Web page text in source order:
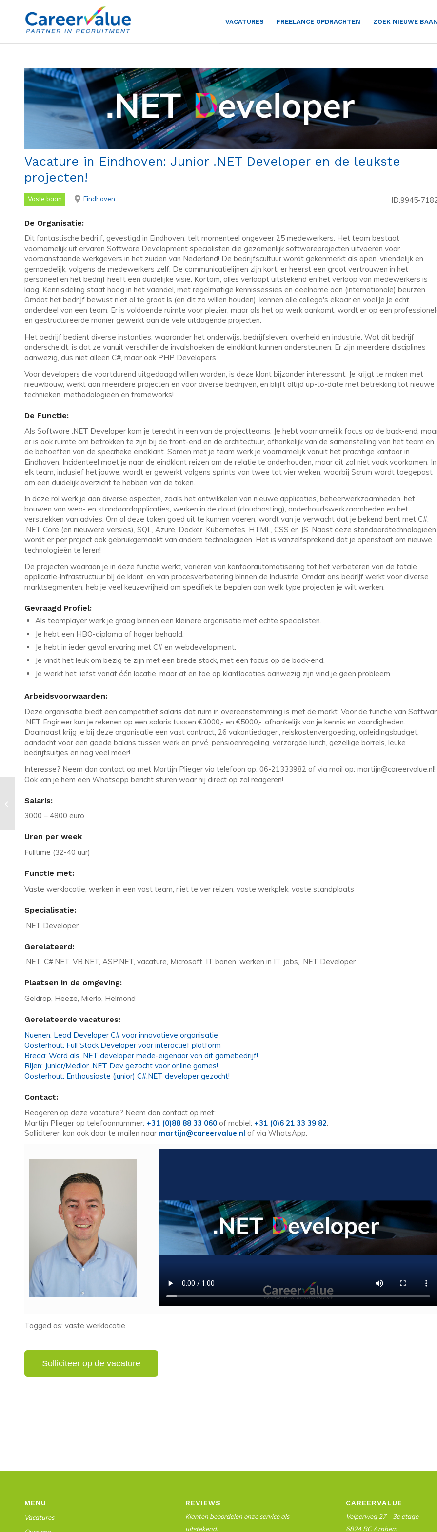
VACATURES FREELANCE OPDRACHTEN ZOEK NIEUWE BAAN
Vacature in Eindhoven: Junior .NET Developer en de leukste
projecten!
Vaste baan Eindhoven ID:9945-
De Organisatie:
Dit fantastische bedrijf, gevestigd in Eindhoven, telt momenteel ongeveer 25 medewerkers. Het team bestaat
voornamelijk uit ervaren Software Development specialisten die gezamenlijk softwareprojecten uitvoeren voor
vooraanstaande werkgevers in het zuiden van Nederland! De bedrijfscultuur wordt gekenmerkt als open, vriendelijk en
gemoedelijk, volgens de medewerkers zelf. De communicatielijnen zijn kort, er heerst een groot vertrouwen in het
personeel en het bedrijf heeft een duidelijke visie. Kortom, alles verloopt uitstekend en het verloop van medewerkers is
laag. Kennisdeling staat hoog in het vaandel, met regelmatige kennissessies en deelname aan (internationale) beurzen.
Omdat het bedrijf bewust niet al te groot is (en dit zo willen houden), kennen alle collega's elkaar en voel je je echt
onderdeel van een team. Er is voldoende ruimte voor plezier, maar als het op werk aankomt, wordt er op een
en gestructureerde manier gewerkt aan de vele uitdagende projecten.
Het bedrijf bedient diverse instanties, waaronder het onderwijs, bedrijfsleven, overheid en industrie. Wat dit bedrijf
onderscheidt, is dat ze vanuit verschillende invalshoeken de eindklant kunnen ondersteunen. Er zijn meerdere disciplines
aanwezig, dus niet alleen C#, maar ook PHP Developers.
Voor developers die voortdurend uitgedaagd willen worden, is deze klant bijzonder interessant. Je krijgt te maken met
nieuwbouw, werkt aan meerdere projecten en voor diverse bedrijven, en blijft altijd up-to-date met betrekking tot nieuwe
technieken, methodologieën en frameworks!
De Functie:
Als Software .NET Developer kom je terecht in een van de projectteams. Je hebt voornamelijk focus op de back-end,
er is ook ruimte om betrokken te zijn bij de front-end en de architectuur, afhankelijk van de samenstelling van het team en
de behoeften van de specifieke eindklant. Samen met je team werk je voornamelijk vanuit het prachtige kantoor in
Eindhoven. Incidenteel moet je naar de eindklant reizen om de relatie te onderhouden, maar dit zal niet vaak voorkomen. In
elk team, inclusief het jouwe, wordt er gewerkt volgens sprints van twee tot vier weken, waarbij Scrum wordt toegepast
om een duidelijk overzicht te hebben van de taken.
In deze rol werk je aan diverse aspecten, zoals het ontwikkelen van nieuwe applicaties, beheerwerkzaamheden, het
bouwen van web- en standaardapplicaties, werken in de cloud (cloudhosting), onderhoudswerkzaamheden en het
verstrekken van advies. Om al deze taken goed uit te kunnen voeren, wordt van je verwacht dat je bekend bent met C#,
.NET Core (en nieuwere versies), SQL, Azure, Docker, Kubernetes, HTML, CSS en JS. Naast deze standaardtechnologieën
wordt er per project ook gebruikgemaakt van andere technologieën. Het is vanzelfsprekend dat je openstaat om nieuwe
technologieën te leren!
De projecten waaraan je in deze functie werkt, variëren van kantoorautomatisering tot het verbeteren van de totale
applicatie-infrastructuur bij de klant, en van procesverbetering binnen de industrie. Omdat ons bedrijf werkt voor diverse
marktsegmenten, heb je veel keuzevrijheid om specifiek te bepalen aan welk type projecten je wilt werken.
Gevraagd Profiel:
Als teamplayer werk je graag binnen een kleinere organisatie met echte specialisten.
Je hebt een HBO-diploma of hoger behaald.
Je hebt in ieder geval ervaring met C# en webdevelopment.
Je vindt het leuk om bezig te zijn met een brede stack, met een focus op de back-end.
Je werkt het liefst vanaf één locatie, maar af en toe op klantlocaties aanwezig zijn vind je geen probleem.
Arbeidsvoorwaarden:
Deze organisatie biedt een competitief salaris dat ruim in overeenstemming is met de markt. Voor de functie van
.NET Engineer kun je rekenen op een salaris tussen €3000,- en €5000,-, afhankelijk van je kennis en vaardigheden.
Daarnaast krijg je bij deze organisatie een vast contract, 26 vakantiedagen, reiskostenvergoeding, opleidingsbudget,
aandacht voor een goede balans tussen werk en privé, pensioenregeling, verzorgde lunch, gezellige borrels, leuke
bedrijfsuitjes en nog veel meer!
Interesse? Neem dan contact op met Martijn Plieger via telefoon op: 06-21333982 of via mail op: martijn@careervalue.nl!
Ook kan je hem een Whatsapp bericht sturen waar hij direct op zal reageren!
Salaris:
3000 – 4800 euro
Uren per week
Fulltime (32-40 uur)
Functie met:
Vaste werklocatie, werken in een vast team, niet te ver reizen, vaste werkplek, vaste standplaats
Specialisatie:
.NET Developer
Gerelateerd:
.NET, C#.NET, VB.NET, ASP.NET, vacature, Microsoft, IT banen, werken in IT, jobs, .NET Developer
Plaatsen in de omgeving:
Geldrop, Heeze, Mierlo, Helmond
Gerelateerde vacatures:
Nuenen: Lead Developer C# voor innovatieve organisatie
Oosterhout: Full Stack Developer voor interactief platform
Breda: Word als .NET developer mede-eigenaar van dit gamebedrijf!
Rijen: Junior/Medior .NET Dev gezocht voor online games!
Oosterhout: Enthousiaste (junior) C#.NET developer gezocht!
Contact:
Reageren op deze vacature? Neem dan contact op met:
Martijn Plieger op telefoonnummer: +31 (0)88 88 33 060 of mobiel: +31 (0)6 21 33 39 82
Solliciteren kan ook door te mailen naar martijn@careervalue.nl of via WhatsApp.
Tagged as: vaste werklocatie
MENU
Vacatures
REVIEWS
Klanten beoordelen onze service als
uitstekend.
CAREERVALUE
Velperweg 27 – 3e etage
6824 BC Arnhem
Financieel/Accounting Medewerker
– tot € 4.000